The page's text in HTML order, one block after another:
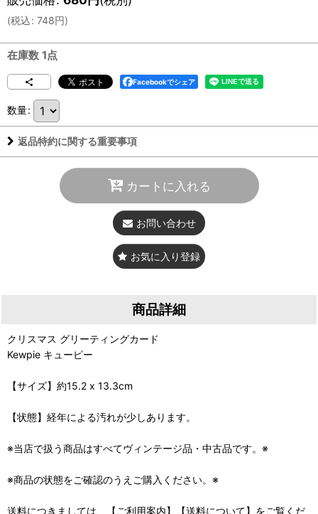
(税込: 748円)
在庫数 1点
Facebookでシェア
数量:
返品特約に関する重要事項
カートに入れる
お問い合わせ
お気に入り登録
商品詳細
クリスマス グリーティングカード
Kewpie キューピー
【サイズ】約15.2 x 13.3cm
【状態】経年による汚れが少しあります。
※当店で扱う商品はすべてヴィンテージ品・中古品です。※
※商品の状態をご確認のうえご購入ください。※
送料につきましては、【ご利用案内】【送料について】をご覧くだ